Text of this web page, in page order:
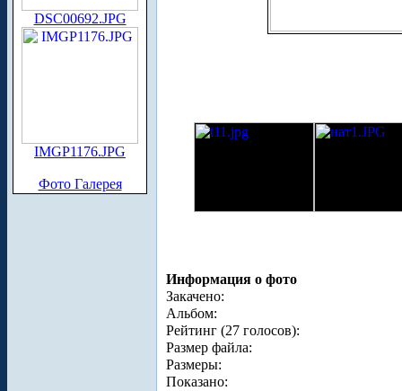
DSC00692.JPG
IMGP1176.JPG
Фото Галерея
Информация о фото
Закачено:
Альбом:
Рейтинг (27 голосов):
Размер файла:
Размеры:
Показано: